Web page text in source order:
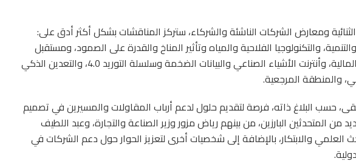
ومعارض الشركات الناشئة والشركاء، ستركز المناقشات بشكل أكثر أدق على:
والتكنولوجيا الفلاحية والمياه وتأثير المناخ والقدرة على الصمود، ومستقبل
الأداء، وتنوع الخدمات البنكية والمالية، وأنترنت الأشياء الصناعي والبيانات الضخمة وسلسلة التوريد 4.0، والتعدين الذكي
والمنطقة المرجعية.
حسب البلاغ ذاته، فرصة لتقديم حلول لدعم أرباب المقاولات والمسيرين في تصميم
من المتحدثين البارزين، من بينهم رياض مزور وزير الصناعة والتجارة، وعبد اللطيف
العلمي والابتكار، بالإضافة إلى شخصيات أخرى لتعزيز الحوار حول دعم الشركات في